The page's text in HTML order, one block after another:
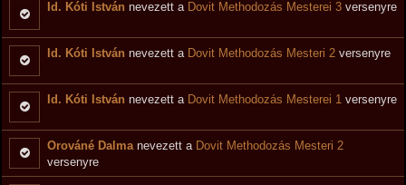
Id. Kóti István nevezett a Dovit Methodozás Mesterei 3 versenyre
Id. Kóti István nevezett a Dovit Methodozás Mesteri 2 versenyre
Id. Kóti István nevezett a Dovit Methodozás Mesterei 1 versenyre
Orováné Dalma nevezett a Dovit Methodozás Mesteri 2
versenyre